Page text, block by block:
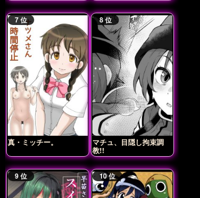
真・ミッチー。
マチュ、目隠し拘束調
教!!